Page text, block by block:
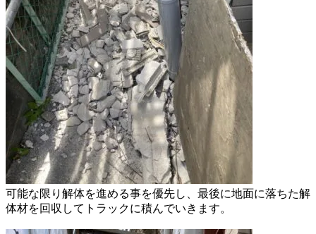
可能な限り解体を進める事を優先し、 最後に地面に落ちた解
体材を回収してトラックに積んでいきます。